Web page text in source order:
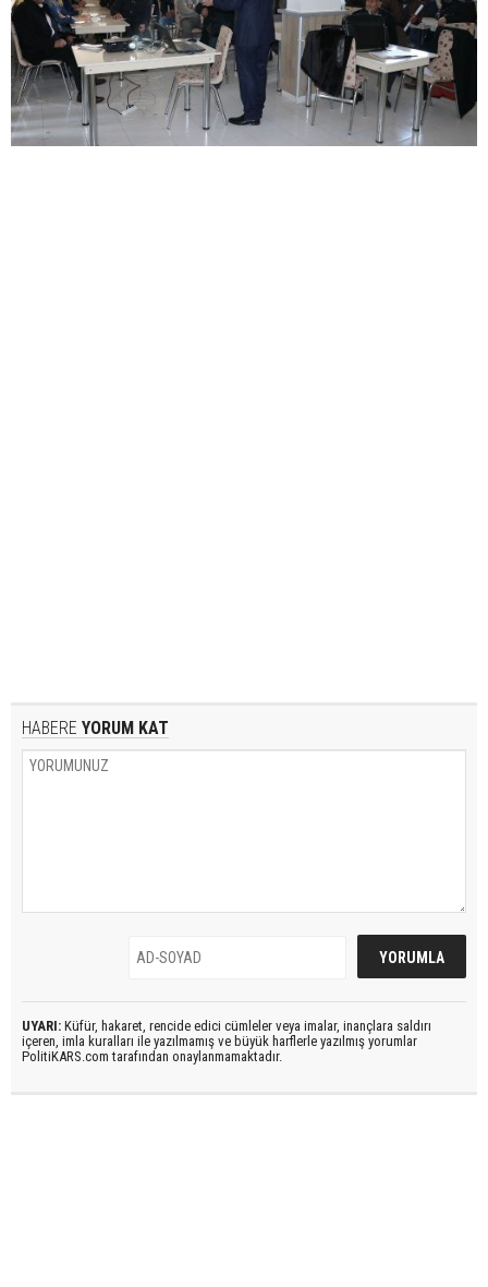
HABERE YORUM KAT
UYARI: Küfür, hakaret, rencide edici cümleler veya imalar, inançlara saldırı
içeren, imla kuralları ile yazılmamış ve büyük harflerle yazılmış yorumlar
PolitiKARS.com tarafından onaylanmamaktadır.